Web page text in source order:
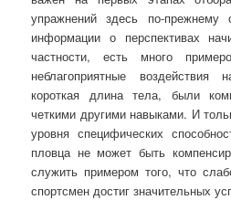
упражнений здесь по-
информации о перспективах
частности, есть много
неблагоприятные
короткая длина тела, были
четкими другими навыками. И
уровня специфических
пловца не может быть
служить примером того, что
спортсмен достиг значительных